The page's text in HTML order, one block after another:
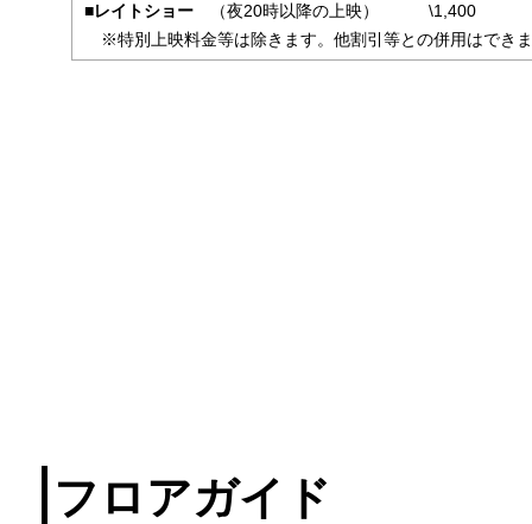
■レイトショー
（夜20時以降の上映） \1,400
※特別上映料金等は除きます。他割引等との併用はでき
フロアガイド